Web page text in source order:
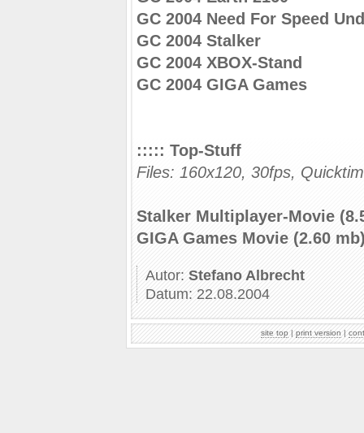
GC 2004 Need For Speed
GC 2004 Stalker
GC 2004 XBOX-Stand
GC 2004 GIGA Games
::::: Top-Stuff
Files: 160x120, 30fps,
Stalker Multiplayer-Movie
GIGA Games Movie (2.60
Autor: Stefano Albrecht
Datum: 22.08.2004
site top | print version |